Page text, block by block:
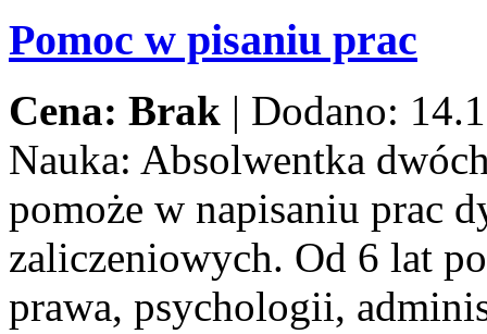
Pomoc w pisaniu prac
Cena: Brak | Dodano:
Nauka: Absolwentka
pomoże w napisaniu prac
zaliczeniowych. Od 6 lat
prawa, psychologii,